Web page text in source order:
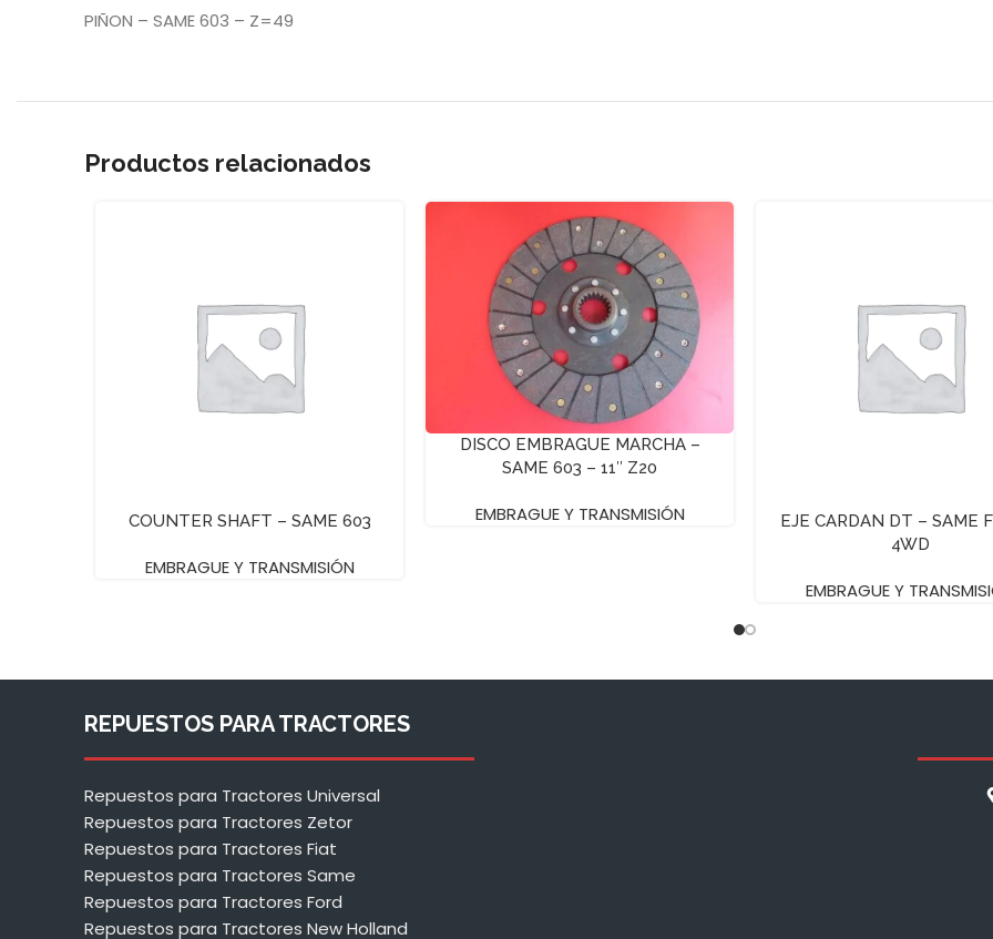
PIÑON – SAME 603 – Z=49
Productos relacionados
COUNTER SHAFT – SAME 603
EMBRAGUE Y TRANSMISIÓN
DISCO EMBRAGUE MARCHA –
SAME 603 – 11″ Z20
EMBRAGUE Y TRANSMISIÓN
EJE CARDAN DT – SAME
4WD
EMBRAGUE Y
REPUESTOS PARA TRACTORES
Repuestos para Tractores Universal
Repuestos para Tractores Zetor
Repuestos para Tractores Fiat
Repuestos para Tractores Same
Repuestos para Tractores Ford
Repuestos para Tractores New Holland